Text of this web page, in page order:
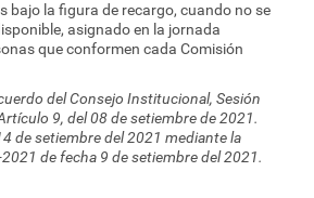
bajo la figura de recargo, cuando no se
asignado en la jornada
que conformen cada Comisión
del Consejo Institucional, Sesión
9, del 08 de setiembre de 2021.
de setiembre del 2021 mediante la
de fecha 9 de setiembre del 2021.